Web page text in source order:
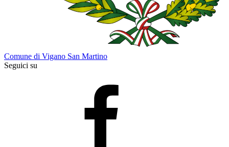
Comune di Vigano San Martino
Seguici su